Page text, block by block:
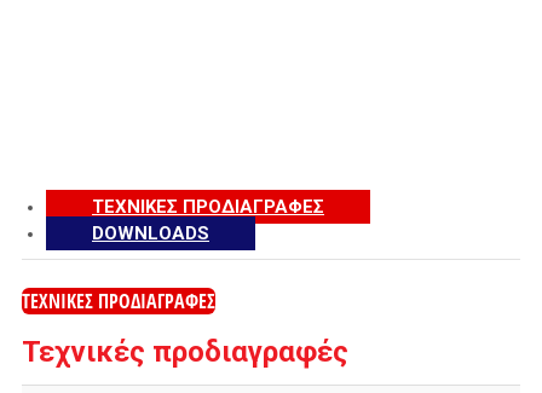
ΤΕΧΝΙΚΕΣ ΠΡΟΔΙΑΓΡΑΦΕΣ
DOWNLOADS
ΤΕΧΝΙΚΕΣ ΠΡΟΔΙΑΓΡΑΦΕΣ
Τεχνικές προδιαγραφές